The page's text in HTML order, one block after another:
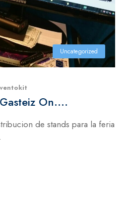
Uncategorized
On….
de stands para la feria